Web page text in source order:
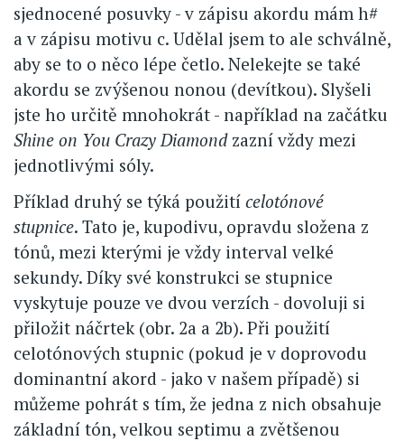
sjednocené posuvky - v zápisu akordu mám h#
a v zápisu motivu c. Udělal jsem to ale schválně,
aby se to o něco lépe četlo. Nelekejte se také
akordu se zvýšenou nonou (devítkou). Slyšeli
jste ho určitě mnohokrát - například na začátku
Shine on You Crazy Diamondzazní vždy mezi
jednotlivými sóly.
Příklad druhý se týká použití celotónové
stupnice. Tato je, kupodivu, opravdu složena z
tónů, mezi kterými je vždy interval velké
sekundy. Díky své konstrukci se stupnice
vyskytuje pouze ve dvou verzích - dovoluji si
přiložit náčrtek (obr. 2a a 2b). Při použití
celotónových stupnic (pokud je v doprovodu
dominantní akord - jako v našem případě) si
můžeme pohrát s tím, že jedna z nich obsahuje
základní tón, velkou septimu a zvětšenou